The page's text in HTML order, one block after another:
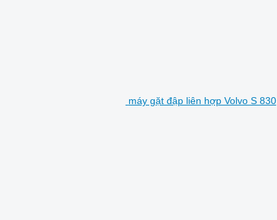
máy gặt đập liên hợp Volvo S 830